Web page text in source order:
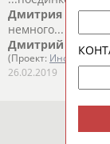
Дмитрия
немного...
Дмитрий
(Проект:
26.02.2019